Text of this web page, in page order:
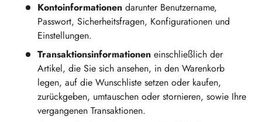
Kontoinformationen darunter Benutzername,
Passwort, Sicherheitsfragen, Konfigurationen und
Einstellungen.
Transaktionsinformationen einschließlich der
Artikel, die Sie sich ansehen, in den Warenkorb
legen, auf die Wunschliste setzen oder kaufen,
zurückgeben, umtauschen oder stornieren, sowie Ihre
vergangenen Transaktionen.